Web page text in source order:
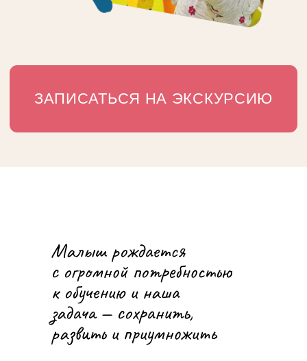
Малыш рождается
с огромной потребностью
к обучению и наша
задача — сохранить,
развить и приумножить